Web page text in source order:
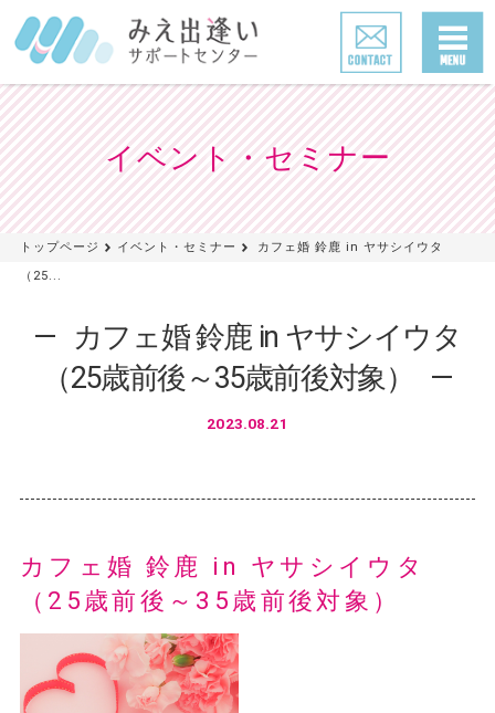
イベント・セミナー
トップページ イベント・セミナー
カフェ婚 鈴鹿 in ヤサシイウタ
（25...
カフェ婚 鈴鹿 in ヤサシイウタ
（25歳前後～35歳前後対象）
2023.08.21
カフェ婚 鈴鹿 in ヤサシイウタ
（25歳前後～35歳前後対象）